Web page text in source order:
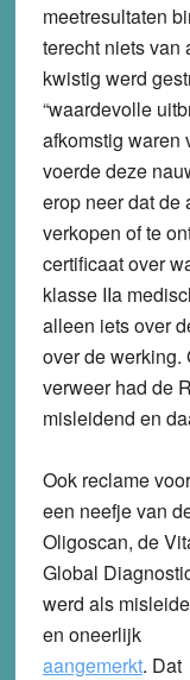
meetresultaten
terecht niets van
kwistig werd
“waardevolle
afkomstig waren
voerde deze
erop neer dat de
verkopen of te
certificaat over
klasse IIa
alleen iets over
over de werking.
verweer had de
misleidend en
Ook reclame voor
een neefje van
Oligoscan, de
Global
werd als
en oneerlijk
aangemerkt. Dat